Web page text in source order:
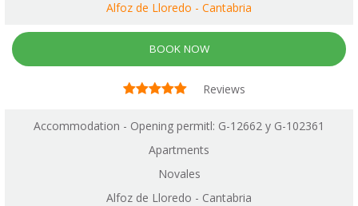
Alfoz de Lloredo - Cantabria
BOOK NOW
Reviews
Accommodation - Opening permitl: G-12662 y G-102361
Apartments
Novales
Alfoz de Lloredo - Cantabria